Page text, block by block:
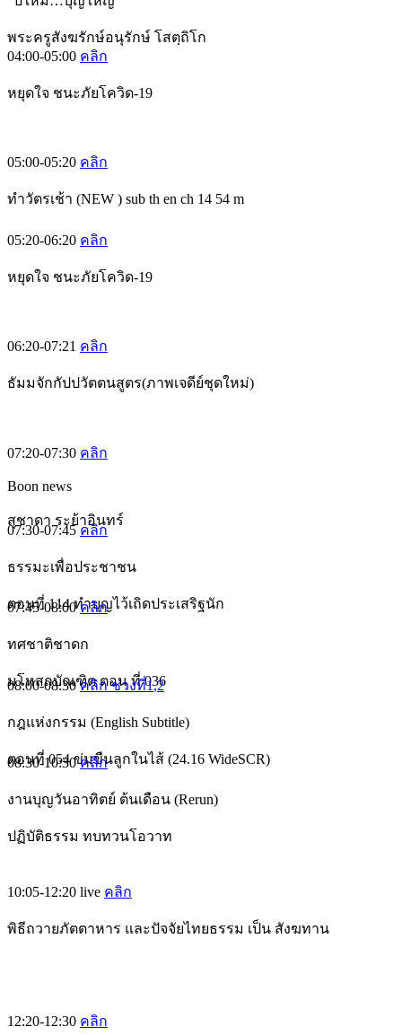
พระครูสังฆรักษ์อนุรักษ์ โสตฺถิโก
04:00-05:00 คลิก
หยุดใจ ชนะภัยโควิด-19
05:00-05:20 คลิก
ทำวัตรเช้า (NEW ) sub th en ch 14 54 m
05:20-06:20 คลิก
หยุดใจ ชนะภัยโควิด-19
06:20-07:21 คลิก
ธัมมจักกัปปวัตตนสูตร(ภาพเจดีย์ชุดใหม่)
07:20-07:30 คลิก
Boon news
สุชาดา ระย้าอินทร์
07:30-07:45คลิก
ธรรมะเพื่อประชาชน
ตอนที่ 114 ทำบุญไว้เถิดประเสริฐนัก
07:45-08:00คลิก
ทศชาติชาดก
มโหสถบัณฑิต ตอน ที่ 036
08:00-08:30คลิก ช่วงที่1,2
กฎแห่งกรรม (English Subtitle)
ตอนที่ 054 ข่มขืนลูกในไส้ (24.16 WideSCR)
08:30-10:30คลิก
งานบุญวันอาทิตย์ ต้นเดือน (Rerun)
ปฏิบัติธรรม ทบทวนโอวาท
10:05-12:20 live คลิก
พิธีถวายภัตตาหาร และปัจจัยไทยธรรม เป็น สังฆทาน
12:20-12:30 คลิก